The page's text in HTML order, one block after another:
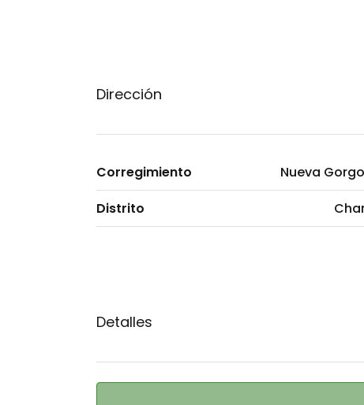
Dirección
Corregimiento
Nueva
Distrito
Detalles